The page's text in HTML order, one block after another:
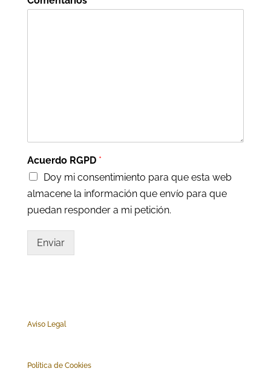
Acuerdo RGPD *
Doy mi consentimiento para que esta web
almacene la información que envío para que
puedan responder a mi petición.
Enviar
Aviso Legal
Política de Cookies